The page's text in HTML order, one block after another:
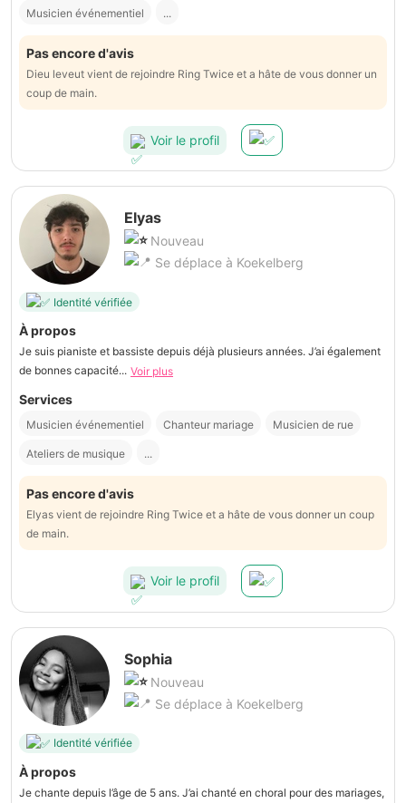
Musicien événementiel ...
Pas encore d'avis
Dieu leveut vient de rejoindre Ring Twice et a hâte de vous donner un
coup de main.
Voir le profil
Elyas
Nouveau
Se déplace à Koekelberg
Identité vérifiée
À propos
Je suis pianiste et bassiste depuis déjà plusieurs années. J’ai également
de bonnes capacité... Voir plus
Services
Musicien événementiel Chanteur mariage Musicien de rue
Ateliers de musique ...
Pas encore d'avis
Elyas vient de rejoindre Ring Twice et a hâte de vous donner un coup
de main.
Voir le profil
Sophia
Nouveau
Se déplace à Koekelberg
Identité vérifiée
À propos
Je chante depuis l’âge de 5 ans. J’ai chanté en choral pour des mariages,